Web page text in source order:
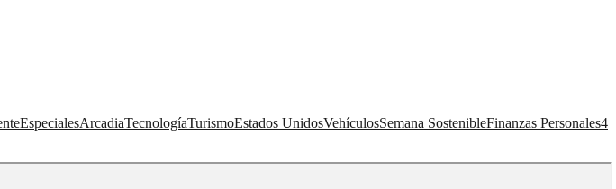
EspecialesArcadiaTecnologíaTurismoEstados UnidosVehículosSemana SostenibleFinanzas Personales4